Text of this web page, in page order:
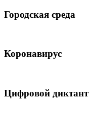
Городская среда
Коронавирус
Цифровой диктант